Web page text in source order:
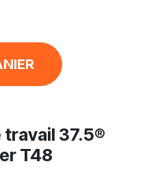
travail 37.5®
T48